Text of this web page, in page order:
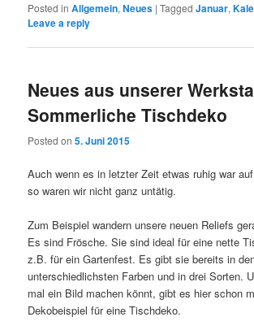
Posted in Allgemein,Neues |Tagged Januar,
Leave a reply
Neues aus unserer
Sommerliche Tischdeko
Posted on5. Juni 2015
Auch wenn es in letzter Zeit etwas ruhig war
so waren wir nicht ganz untätig.
Zum Beispiel wandern unsere neuen Reliefs
Es sind Frösche. Sie sind ideal für eine nette
z.B. für ein Gartenfest. Es gibt sie bereits in
unterschiedlichsten Farben und in drei Sorten.
mal ein Bild machen könnt, gibt es hier schon
Dekobeispiel für eine Tischdeko.